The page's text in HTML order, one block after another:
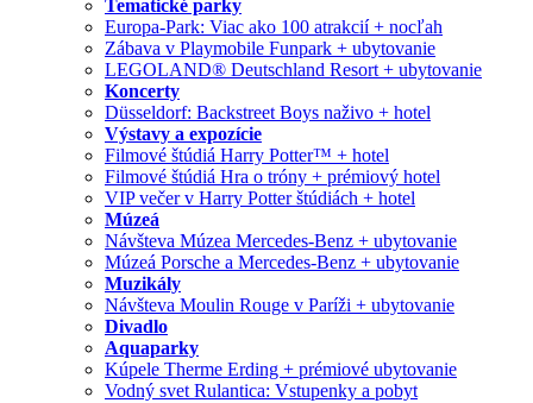
Tematické parky
Europa-Park: Viac ako 100 atrakcií + nocľah
Zábava v Playmobile Funpark + ubytovanie
LEGOLAND® Deutschland Resort + ubytovanie
Koncerty
Düsseldorf: Backstreet Boys naživo + hotel
Výstavy a expozície
Filmové štúdiá Harry Potter™ + hotel
Filmové štúdiá Hra o tróny + prémiový hotel
VIP večer v Harry Potter štúdiách + hotel
Múzeá
Návšteva Múzea Mercedes-Benz + ubytovanie
Múzeá Porsche a Mercedes-Benz + ubytovanie
Muzikály
Návšteva Moulin Rouge v Paríži + ubytovanie
Divadlo
Aquaparky
Kúpele Therme Erding + prémiové ubytovanie
Vodný svet Rulantica: Vstupenky a pobyt